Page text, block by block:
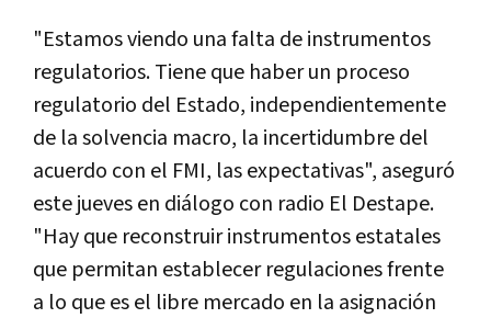
"Estamos viendo una falta de instrumentos
regulatorios. Tiene que haber un proceso
regulatorio del Estado, independientemente
de la solvencia macro, la incertidumbre del
acuerdo con el FMI, las expectativas", aseguró
este jueves en diálogo con radio El Destape.
"Hay que reconstruir instrumentos estatales
que permitan establecer regulaciones frente
a lo que es el libre mercado en la asignación